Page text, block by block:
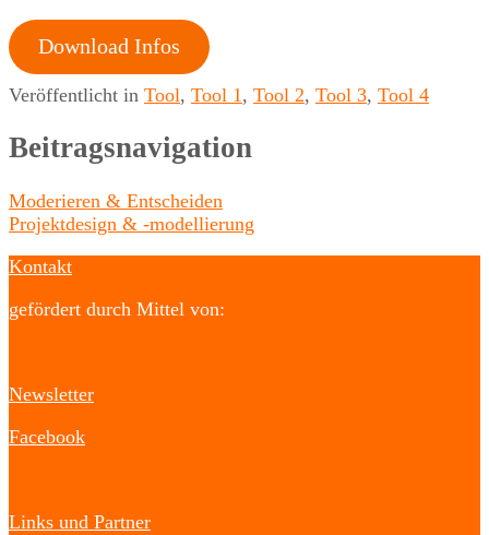
Download Infos
Veröffentlicht in Tool, Tool 1 , Tool 2, Tool 3, Tool 4
Beitragsnavigation
Moderieren & Entscheiden
Projektdesign & -modellierung
Kontakt
gefördert durch Mittel von:
Newsletter
Facebook
Links und Partner